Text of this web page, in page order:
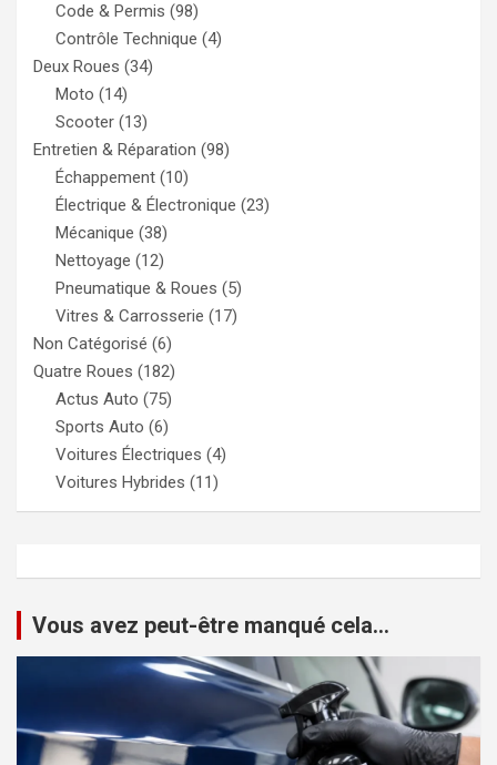
Code & Permis (98)
Contrôle Technique (4)
Deux Roues (34)
Moto (14)
Scooter (13)
Entretien & Réparation (98)
Échappement (10)
Électrique & Électronique (23)
Mécanique (38)
Nettoyage (12)
Pneumatique & Roues (5)
Vitres & Carrosserie (17)
Non Catégorisé (6)
Quatre Roues (182)
Actus Auto (75)
Sports Auto (6)
Voitures Électriques (4)
Voitures Hybrides (11)
Vous avez peut-être manqué cela...